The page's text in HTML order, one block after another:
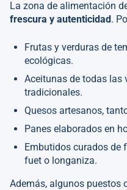
La zona de alimentación
frescura y autenticidad.
Frutas y verduras de
ecológicas.
Aceitunas de todas las
tradicionales.
Quesos artesanos,
Panes elaborados en
Embutidos curados de
fuet o longaniza.
Además, algunos puestos